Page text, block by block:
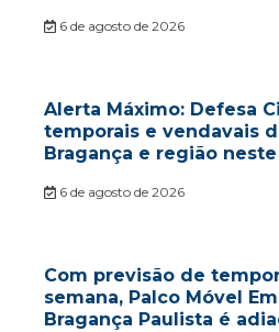
6 de agosto de 2026
Alerta Máximo: Defesa
temporais e vendavais
Bragança e região
6 de agosto de 2026
Com previsão de
semana, Palco Móvel
Bragança Paulista é